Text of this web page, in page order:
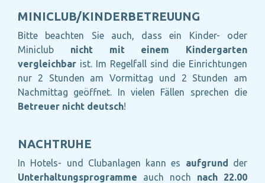
MINICLUB/KINDERBETREUUNG
Bitte beachten Sie auch, dass ein Kinder- oder
Miniclub nicht mit einem Kindergarten
vergleichbar ist. Im Regelfall sind die Einrichtungen
nur 2 Stunden am Vormittag und 2 Stunden am
Nachmittag geöffnet. In vielen Fällen sprechen die
Betreuer nicht deutsch!
NACHTRUHE
In Hotels- und Clubanlagen kann es aufgrund der
Unterhaltungsprogramme auch noch nach 22.00